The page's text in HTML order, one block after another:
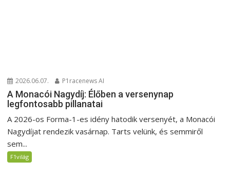
2026.06.07. P1racenews AI
A Monacói Nagydíj: Élőben a versenynap
legfontosabb pillanatai
A 2026-os Forma-1-es idény hatodik versenyét, a Monacói
Nagydíjat rendezik vasárnap. Tarts velünk, és semmiről
sem...
F1világ